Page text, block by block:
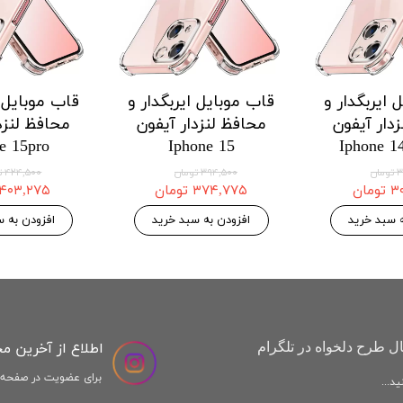
قاب موبایل
محافظ
X9a
افزودن به
قاب موبایل ایربگدار و
محافظ لنزدار هواوی
Huawei Honor X8a
۱۲۱,۱۲۵ تومان
افزودن به سبد خرید
ایربگدار و
هواوی
Huawei
طرح دلخواه در تلگرام اطلاع از
برای عضویت در صفحه